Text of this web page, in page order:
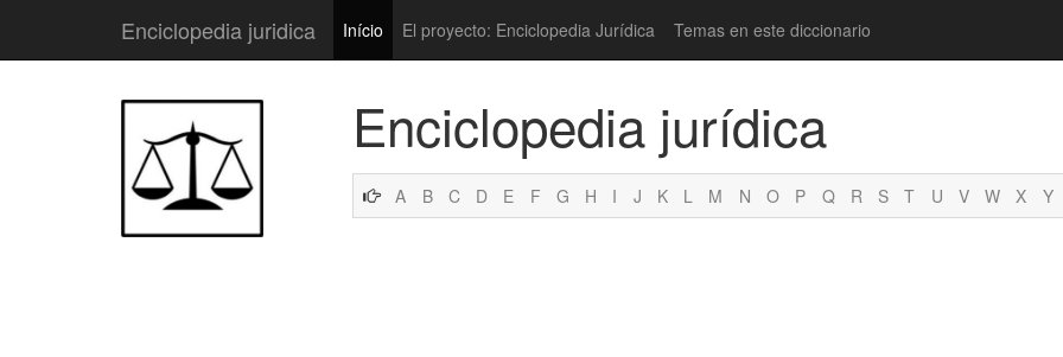
Enciclopedia juridica Início El proyecto: Enciclopedia Jurídica Temas en este diccionario
Enciclopedia jurídica
A B C D E F G H I J K L M N O P Q R S T U V W X Y